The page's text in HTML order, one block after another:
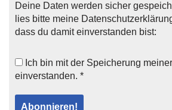
Deine Daten werden sicher
lies bitte meine
dass du damit einverstanden bist:
Ich bin mit der Speicherung
einverstanden. *